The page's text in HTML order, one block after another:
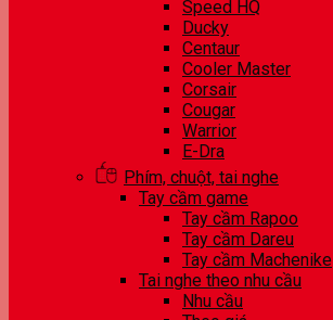
Speed HQ
Ducky
Centaur
Cooler Master
Corsair
Cougar
Warrior
E-Dra
Phím, chuột, tai nghe
Tay cầm game
Tay cầm Rapoo
Tay cầm Dareu
Tay cầm Machenike
Tai nghe theo nhu cầu
Nhu cầu